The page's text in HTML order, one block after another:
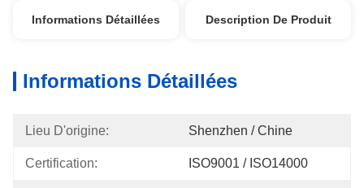
Informations Détaillées Description De Produit
Informations Détaillées
Lieu D'origine: Shenzhen / Chine
Certification: ISO9001 / ISO14000